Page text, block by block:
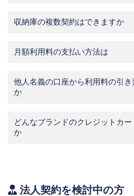
収納庫の複数契約はできますか
月額利用料の支払い方法は
他人名義の口座から利用料の引
か
どんなブランドのクレジットカ
か
法人契約を検討中の方